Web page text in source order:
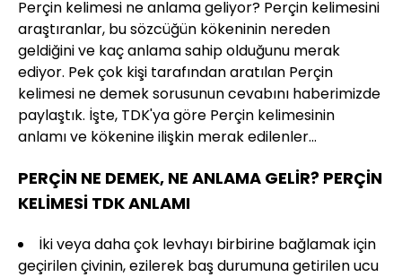
Perçin kelimesi ne anlama geliyor? Perçin kelimesini
araştıranlar, bu sözcüğün kökeninin nereden
geldiğini ve kaç anlama sahip olduğunu merak
ediyor. Pek çok kişi tarafından aratılan Perçin
kelimesi ne demek sorusunun cevabını haberimizde
paylaştık. İşte, TDK'ya göre Perçin kelimesinin
anlamı ve kökenine ilişkin merak edilenler...
PERÇİN NE DEMEK, NE ANLAMA GELİR? PERÇİN
KELİMESİ TDK ANLAMI
İki veya daha çok levhayı birbirine bağlamak için
geçirilen çivinin, ezilerek baş durumuna getirilen ucu